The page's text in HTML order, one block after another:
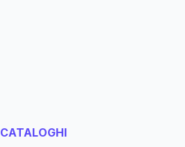
CATALOGHI